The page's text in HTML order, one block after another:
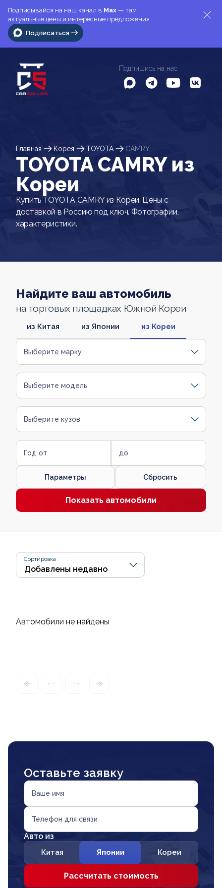
Подписывайся на наш канал в Max — там
актуальные цены и интересные предложения
Подписаться
Подпишись на нас
Главная Корея TOYOTA CAMRY
TOYOTA CAMRY из
Кореи
Купить TOYOTA CAMRY из Кореи. Цены с
доставкой в Россию под ключ. Фотографии,
характеристики.
Найдите ваш автомобиль
на торговых площадках Южной Кореи
из Китая из Японии из Кореи
Выберите марку
Выберите модель
Выберите кузов
Год от до
Параметры Сбросить
Показать автомобили
Сортировка
Автомобили не найдены
Оставьте заявку
Ваше имя
Телефон для связи
Авто из
Китая Японии Кореи
Рассчитать стоимость